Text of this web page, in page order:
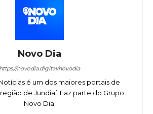
Novo Dia
https://novodia.digital/novodia
é um dos maiores portais de
de Jundiaí. Faz parte do Grupo
Novo Dia.